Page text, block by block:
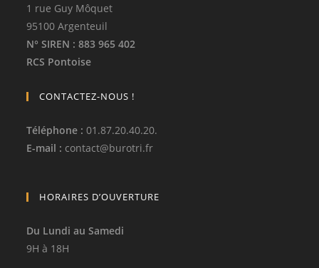
1 rue Guy Môquet
95100 Argenteuil
N° SIREN : 883 965 402
RCS Pontoise
CONTACTEZ-NOUS !
Téléphone :01.87.20.40.20.
E-mail : contact@burotri.fr
HORAIRES D’OUVERTURE
Du Lundi au Samedi
9H à 18H